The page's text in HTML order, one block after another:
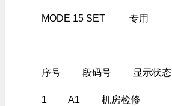
MODE 15 SET 专用
序号 段码号 显示状态
1 A1 机房检修